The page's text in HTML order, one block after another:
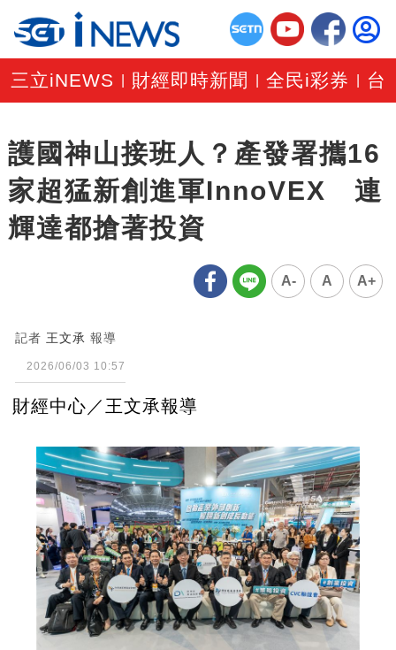
三立iNEWS 財經即時新聞 |全民i彩券 台
護國神山接班人？產發署攜16
家超猛新創進軍InnoVEX 連
輝達都搶著投資
A- A A+
記者 王文承 報導
2026/06/03 10:57
財經中心／王文承報導